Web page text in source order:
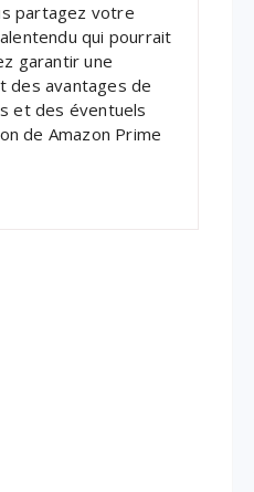
partagez votre
qui pourrait
garantir une
des avantages de
et des éventuels
de Amazon Prime